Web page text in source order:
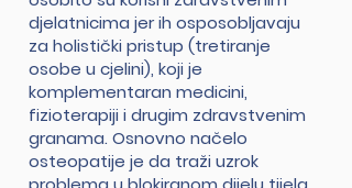
djelatnicima jer ih osposobljavaju
za holistički pristup (tretiranje
osobe u cjelini), koji je
komplementaran medicini,
fizioterapiji i drugim zdravstvenim
granama. Osnovno načelo
osteopatije je da traži uzrok